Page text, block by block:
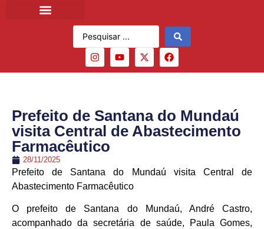
Prefeito de Santana do Mundaú
visita Central de Abastecimento
Farmacêutico
28/11/2025
Prefeito de Santana do Mundaú visita Central de
Abastecimento Farmacêutico
O prefeito de Santana do Mundaú, André Castro,
acompanhado da secretária de saúde, Paula Gomes,